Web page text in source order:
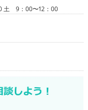
土 9：00〜12：00